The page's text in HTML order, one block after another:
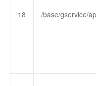
18 /base/gservice/